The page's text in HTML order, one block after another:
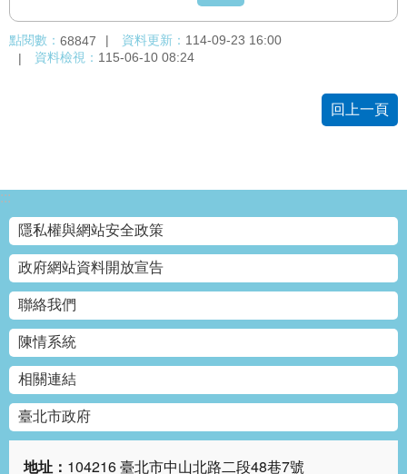
點閱數： 68847 資料更新： 114-09-23 16:00
資料檢視： 115-06-10 08:24
回上一頁
:::
隱私權與網站安全政策
政府網站資料開放宣告
聯絡我們
陳情系統
相關連結
臺北市政府
地址： 104216 臺北市中山北路二段48巷7號